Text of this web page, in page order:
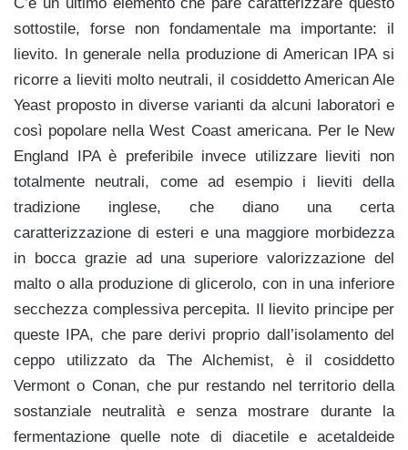
sottostile, forse non fondamentale ma importante: il
lievito. In generale nella produzione di American IPA si
ricorre a lieviti molto neutrali, il cosiddetto American Ale
Yeast proposto in diverse varianti da alcuni laboratori e
così popolare nella West Coast americana. Per le New
England IPA è preferibile invece utilizzare lieviti non
totalmente neutrali, come ad esempio i lieviti della
tradizione inglese, che diano una certa
caratterizzazione di esteri e una maggiore morbidezza
in bocca grazie ad una superiore valorizzazione del
malto o alla produzione di glicerolo, con in una inferiore
secchezza complessiva percepita. Il lievito principe per
queste IPA, che pare derivi proprio dall’isolamento del
ceppo utilizzato da The Alchemist, è il cosiddetto
Vermont o Conan, che pur restando nel territorio della
sostanziale neutralità e senza mostrare durante la
fermentazione quelle note di diacetile e acetaldeide